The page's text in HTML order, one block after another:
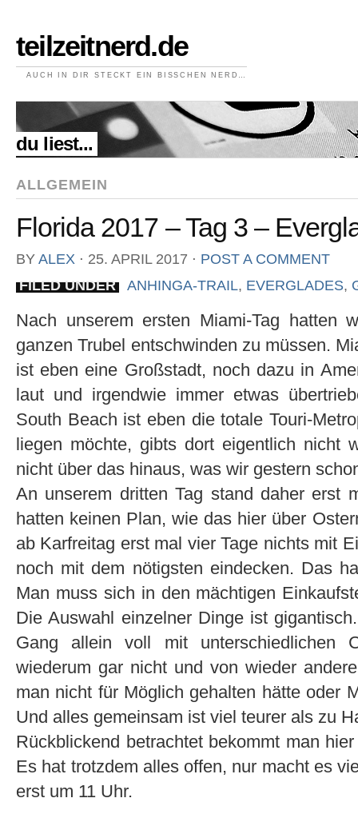
teilzeitnerd.de
AUCH IN DIR STECKT EIN BISSCHEN NERD…
du liest...
ALLGEMEIN
Florida 2017 – Tag 3 –
BY ALEX ⋅ 25. APRIL 2017 ⋅ POST A COMMENT
FILED UNDER
ANHINGA-TRAIL, EVERGLADES,
Nach unserem ersten Miami-Tag hatten
ganzen Trubel entschwinden zu müssen.
ist eben eine Großstadt, noch dazu in
laut und irgendwie immer etwas
South Beach ist eben die totale Touri-
liegen möchte, gibts dort eigentlich nicht
nicht über das hinaus, was wir gestern
An unserem dritten Tag stand daher erst
hatten keinen Plan, wie das hier über
ab Karfreitag erst mal vier Tage nichts mit
noch mit dem nötigsten eindecken. Das
Man muss sich in den mächtigen
Die Auswahl einzelner Dinge ist
Gang allein voll mit unterschiedlichen
wiederum gar nicht und von wieder
man nicht für Möglich gehalten hätte oder
Und alles gemeinsam ist viel teurer als zu
Rückblickend betrachtet bekommt man
Es hat trotzdem alles offen, nur macht es
erst um 11 Uhr.